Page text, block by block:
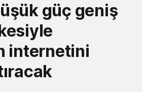
güç geniş
internetini